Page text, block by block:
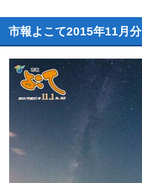
市報よこて2015年11月分